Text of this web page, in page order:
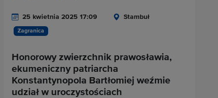
25 kwietnia 2025 17:09 Stambuł
Zagranica
Honorowy zwierzchnik prawosławia,
ekumeniczny patriarcha
Konstantynopola Bartłomiej weźmie
udział w uroczystościach